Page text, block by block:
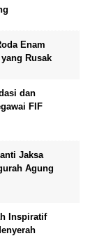
Enam
Rusak
dan
FIF
Jaksa
Agung
Inspiratif